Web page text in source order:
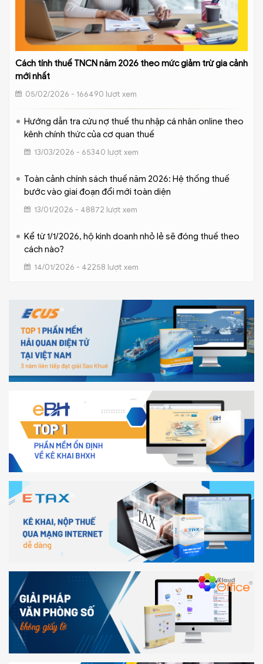
Cách tính thuế TNCN năm 2026 theo mức giảm trừ gia cảnh
mới nhất
05/02/2026 - 166490 lượt xem
Hướng dẫn tra cứu nợ thuế thu nhập cá nhân online theo
kênh chính thức của cơ quan thuế
13/03/2026 - 65340 lượt xem
Toàn cảnh chính sách thuế năm 2026: Hệ thống thuế
bước vào giai đoạn đổi mới toàn diện
13/01/2026 - 48872 lượt xem
Kể từ 1/1/2026, hộ kinh doanh nhỏ lẻ sẽ đóng thuế theo
cách nào?
14/01/2026 - 42258 lượt xem